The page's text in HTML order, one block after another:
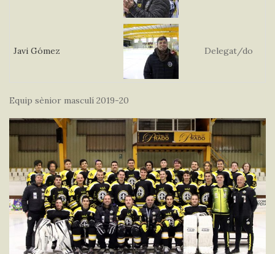
Javi Gómez Delegat/do
Equip sènior masculí 2019-20